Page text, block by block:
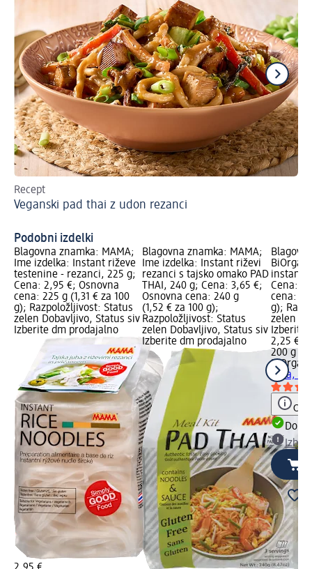
Recept
Veganski pad thai z udon rezanci
Podobni izdelki
Blagovna znamka: MAMA;
Ime izdelka: Instant riževe
testenine - rezanci, 225 g;
Cena: 2,95 €; Osnovna
cena: 225 g (1,31 € za 100
g); Razpoložljivost: Status
zelen Dobavljivo, Status siv
Izberite dm prodajalno
Blagovna znamka: MAMA;
Ime izdelka: Instant riževi
rezanci s tajsko omako PAD
THAI, 240 g; Cena: 3,65 €;
Osnovna cena: 240 g
(1,52 € za 100 g);
Razpoložljivost: Status
zelen Dobavljivo, Status siv
Izberite dm prodajalno
instant
Cena:
cena:
g);
zelen
Izberite
2,25 €
200 g
kaša,